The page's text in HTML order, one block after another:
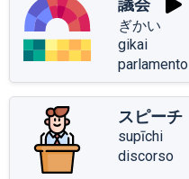
議会
ぎかい
gikai
parlamento
スピーチ
supīchi
discorso